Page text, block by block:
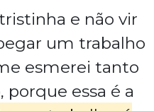
e não vir
um trabalho
esmerei tanto
porque essa é a